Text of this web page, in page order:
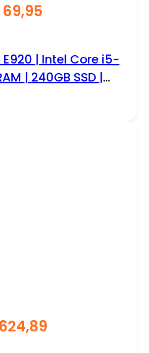
69,95
| Intel Core i5-
| 240GB SSD |